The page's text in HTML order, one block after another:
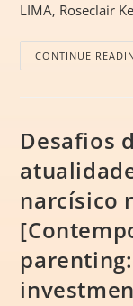
LIMA, Roseclair
CONTINUE
Desafios
narcísico